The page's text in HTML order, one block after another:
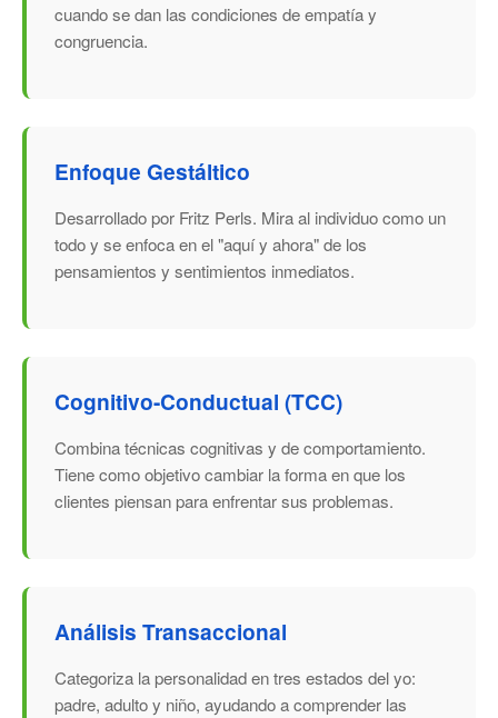
cuando se dan las condiciones de empatía y
congruencia.
Enfoque Gestáltico
Desarrollado por Fritz Perls. Mira al individuo como un
todo y se enfoca en el "aquí y ahora" de los
pensamientos y sentimientos inmediatos.
Cognitivo-Conductual (TCC)
Combina técnicas cognitivas y de comportamiento.
Tiene como objetivo cambiar la forma en que los
clientes piensan para enfrentar sus problemas.
Análisis Transaccional
Categoriza la personalidad en tres estados del yo:
padre, adulto y niño, ayudando a comprender las